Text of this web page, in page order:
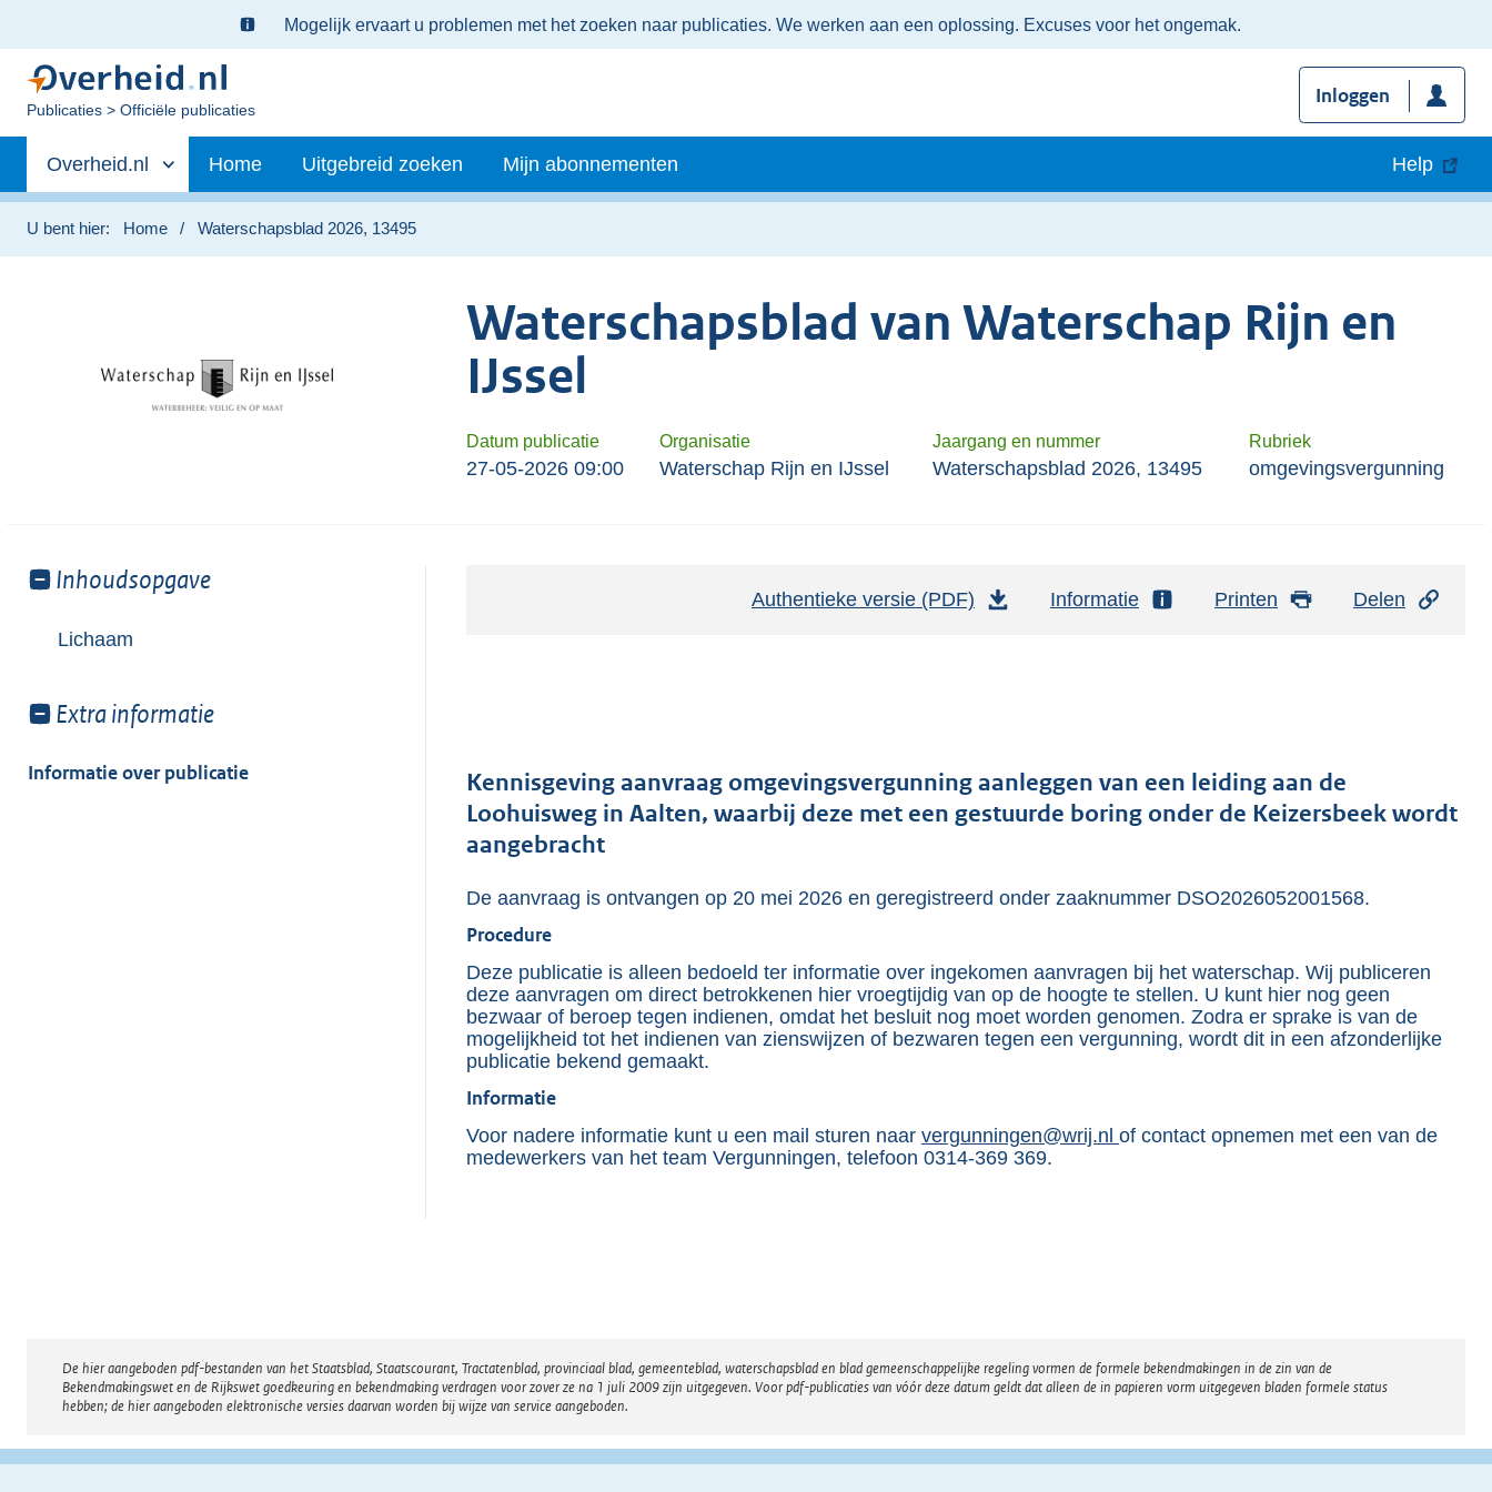
Ter
informatie:
Mogelijk ervaart u problemen met het zoeken naar publicaties. We werken aan een oplossing. Excuses voor het ongemak.
U
Publicaties Officiële publicaties
Inloggen
Primaire
navigatie
Andere
sites
binnen
Overheid.nl Home Uitgebreid zoeken Mijn abonnementen Help
U bent hier: Home Waterschapsblad 2026, 13495
Waterschapsblad van Waterschap Rijn en
IJssel
Datum publicatie Organisatie Jaargang en nummer Rubriek
27-05-2026 09:00 Waterschap Rijn en IJssel Waterschapsblad 2026, 13495 omgevingsvergunning
Toon
van:
Inhoudsopgave
Lichaam
Toon
van:
Extra informatie
Informatie over publicatie
Authentieke versie (PDF)
d
s
o
t
e
:
5
K
Informatie Printen Delen
Kennisgeving aanvraag omgevingsvergunning aanleggen van een leiding aan de
Loohuisweg in Aalten, waarbij deze met een gestuurde boring onder de Keizersbeek wordt
aangebracht
De aanvraag is ontvangen op 20 mei 2026 en geregistreerd onder zaaknummer DSO2026052001568.
Procedure
Deze publicatie is alleen bedoeld ter informatie over ingekomen aanvragen bij het waterschap. Wij publiceren
deze aanvragen om direct betrokkenen hier vroegtijdig van op de hoogte te stellen. U kunt hier nog geen
bezwaar of beroep tegen indienen, omdat het besluit nog moet worden genomen. Zodra er sprake is van de
mogelijkheid tot het indienen van zienswijzen of bezwaren tegen een vergunning, wordt dit in een afzonderlijke
publicatie bekend gemaakt.
Informatie
Voor nadere informatie kunt u een mail sturen naar vergunningen@wrij.nl of contact opnemen met een van de
medewerkers van het team Vergunningen, telefoon 0314-369 369.
Disclaimer
De hier aangeboden pdf-bestanden van het Staatsblad, Staatscourant, Tractatenblad, provinciaal blad, gemeenteblad, waterschapsblad en blad gemeenschappelijke regeling vormen de formele bekendmakingen in de zin van de
Bekendmakingswet en de Rijkswet goedkeuring en bekendmaking verdragen voor zover ze na 1 juli 2009 zijn uitgegeven. Voor pdf-publicaties van vóór deze datum geldt dat alleen de in papieren vorm uitgegeven bladen formele status
hebben; de hier aangeboden elektronische versies daarvan worden bij wijze van service aangeboden.